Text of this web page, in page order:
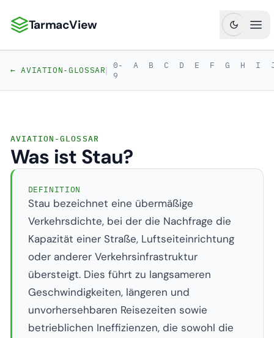
TarmacView: Präzisionsluftfahrtanalytik
TarmacView
← AVIATION-GLOSSAR| 0-
9
A B C D E F G H I
AVIATION-GLOSSAR
Was ist Stau?
DEFINITION
Stau bezeichnet eine übermäßige
Verkehrsdichte, bei der die Nachfrage die
Kapazität einer Straße, Luftseiteinrichtung
oder anderer Verkehrsinfrastruktur
übersteigt. Dies führt zu langsameren
Geschwindigkeiten, längeren und
unvorhersehbaren Reisezeiten sowie
betrieblichen Ineffizienzen, die sowohl die